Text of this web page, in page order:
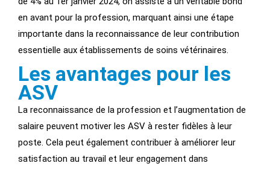
en avant pour la profession, marquant ainsi une étape
importante dans la reconnaissance de leur contribution
essentielle aux établissements de soins vétérinaires.
Les avantages pour les
ASV
La reconnaissance de la profession et l’augmentation de
salaire peuvent motiver les ASV à rester fidèles à leur
poste. Cela peut également contribuer à améliorer leur
satisfaction au travail et leur engagement dans